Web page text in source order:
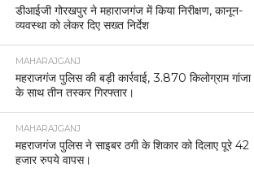
डीआईजी गोरखपुर ने महाराजगंज में किया निरीक्षण, कानून-
व्यवस्था को लेकर दिए सख्त निर्देश
MAHARAJGANJ
महराजगंज पुलिस की बड़ी कार्रवाई, 3.870 किलोग्राम गांजा
के साथ तीन तस्कर गिरफ्तार।
MAHARAJGANJ
महराजगंज पुलिस ने साइबर ठगी के शिकार को दिलाए पूरे 42
हजार रुपये वापस।